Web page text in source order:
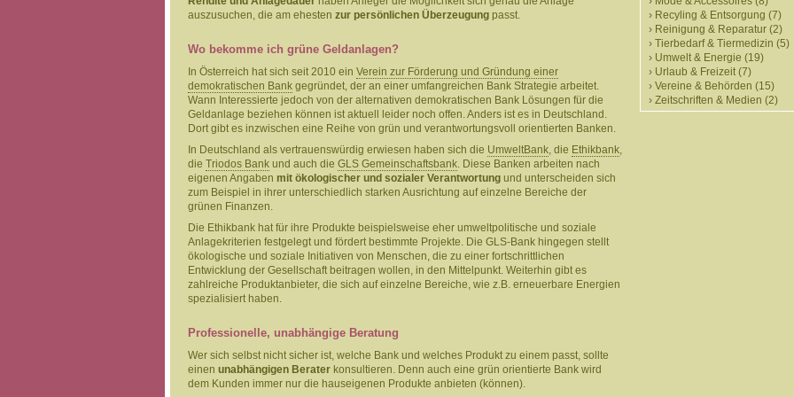
auszusuchen, die am ehesten zur persönlichen Überzeugung passt.
Wo bekomme ich grüne Geldanlagen?
In Österreich hat sich seit 2010 ein Verein zur Förderung und Gründung einer
demokratischen Bank gegründet, der an einer umfangreichen Bank Strategie arbeitet.
Wann Interessierte jedoch von der alternativen demokratischen Bank Lösungen für die
Geldanlage beziehen können ist aktuell leider noch offen. Anders ist es in Deutschland.
Dort gibt es inzwischen eine Reihe von grün und verantwortungsvoll orientierten Banken.
In Deutschland als vertrauenswürdig erwiesen haben sich die UmweltBank, die Ethikbank,
die Triodos Bank und auch die GLS Gemeinschaftsbank. Diese Banken arbeiten nach
eigenen Angaben mit ökologischer und sozialer Verantwortung und unterscheiden sich
zum Beispiel in ihrer unterschiedlich starken Ausrichtung auf einzelne Bereiche der
grünen Finanzen.
Die Ethikbank hat für ihre Produkte beispielsweise eher umweltpolitische und soziale
Anlagekriterien festgelegt und fördert bestimmte Projekte. Die GLS-Bank hingegen stellt
ökologische und soziale Initiativen von Menschen, die zu einer fortschrittlichen
Entwicklung der Gesellschaft beitragen wollen, in den Mittelpunkt. Weiterhin gibt es
zahlreiche Produktanbieter, die sich auf einzelne Bereiche, wie z.B. erneuerbare Energien
spezialisiert haben.
Professionelle, unabhängige Beratung
Wer sich selbst nicht sicher ist, welche Bank und welches Produkt zu einem passt, sollte
einen unabhängigen Berater konsultieren. Denn auch eine grün orientierte Bank wird
dem Kunden immer nur die hauseigenen Produkte anbieten (können).
Recyling & Entsorgung (7)
Reinigung & Reparatur (2)
Tierbedarf & Tiermedizin (5)
Umwelt & Energie (19)
Urlaub & Freizeit(7)
Vereine & Behörden (15)
Zeitschriften & Medien (2)